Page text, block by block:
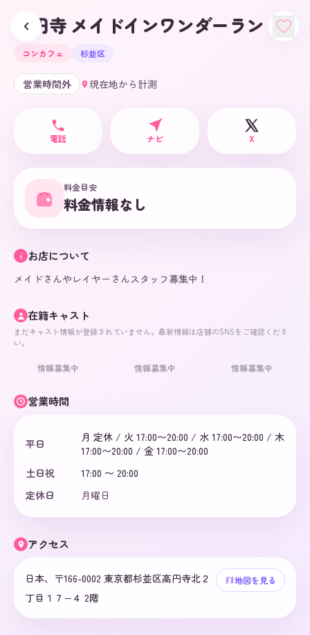
高円寺 メイドインワンダーランド
コンカフェ 杉並区
営業時間外 現在地から計測
電話 ナビ X
料金目安
料金情報なし
i お店について
メイドさんやレイヤーさんスタッフ募集中！
在籍キャスト
まだキャスト情報が登録されていません。最新情報は店舗のSNSをご確認くださ
い。
情報募集中 情報募集中 情報募集中
営業時間
平日
月 定休 / 火 17:00〜20:00 / 水 17:00〜20:00 / 木
17:00〜20:00 / 金 17:00〜20:00
土日祝
17:00 〜 20:00
定休日
月曜日
アクセス
日本、〒166-0002 東京都杉並区高円寺北２
丁目１７−４ 2階
地図を見る